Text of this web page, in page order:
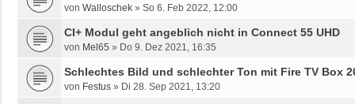
von Walloschek » So 6. Feb 2022, 12:00
CI+ Modul geht angeblich nicht in Connect 55 UHD
von Mel65 » Do 9. Dez 2021, 16:35
Schlechtes Bild und schlechter Ton mit Fire TV Box
von Festus » Di 28. Sep 2021, 13:20